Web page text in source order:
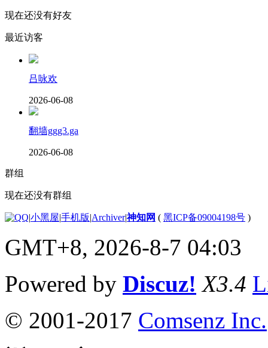
现在还没有好友
最近访客
吕咏欢
2026-06-08
翻墙ggg3.ga
2026-06-08
群组
现在还没有群组
|小黑屋|手机版|Archiver|神知网 ( 黑ICP备09004198号 )
GMT+8, 2026-8-7 04:03
Powered by Discuz! X3.4
© 2001-2017 Comsenz Inc.